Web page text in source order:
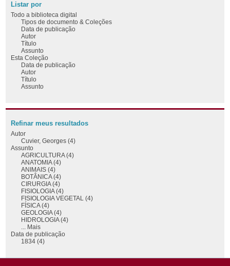
Listar por
Todo a biblioteca digital
Tipos de documento & Coleções
Data de publicação
Autor
Título
Assunto
Esta Coleção
Data de publicação
Autor
Título
Assunto
Refinar meus resultados
Autor
Cuvier, Georges (4)
Assunto
AGRICULTURA (4)
ANATOMIA (4)
ANIMAIS (4)
BOTÂNICA (4)
CIRURGIA (4)
FISIOLOGIA (4)
FISIOLOGIA VEGETAL (4)
FÍSICA (4)
GEOLOGIA (4)
HIDROLOGIA (4)
... Mais
Data de publicação
1834 (4)